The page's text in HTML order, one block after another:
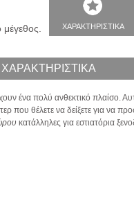
ΧΑΡΑΚΤΗΡΙΣΤΙΚΑ
ΧΑΡΑΚΤΗΡΙΣΤΙΚΑ
ένα πολύ ανθεκτικό πλαίσο.
θέλετε να δείξετε για να
κατάλληλες για εστιατόρια